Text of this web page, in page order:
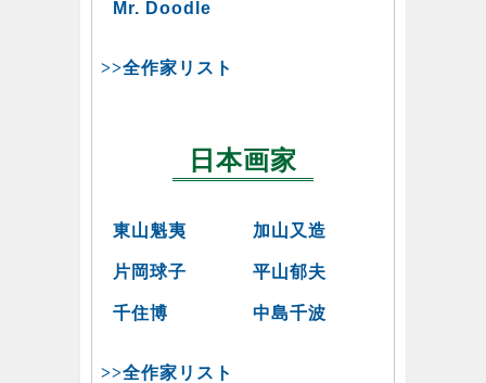
Mr. Doodle
>>全作家リスト
日本画家
東山魁夷 加山又造
片岡球子 平山郁夫
千住博 中島千波
>>全作家リスト